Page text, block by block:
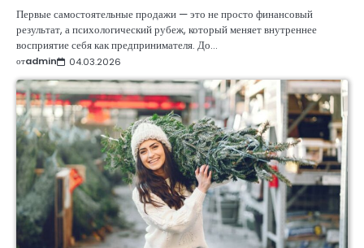
Первые самостоятельные продажи — это не просто финансовый
результат, а психологический рубеж, который меняет внутреннее
восприятие себя как предпринимателя. До…
отadmin 04.03.2026